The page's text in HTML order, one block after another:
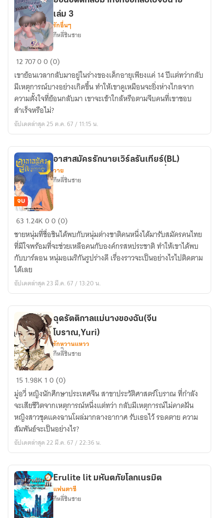
ย้อน
อดีต
กลับ
มา
ทั้งที
ขอก
ลับ
จีบ
นาย
เล่ม
3
เล่ม 3
รักอื่นๆ
กีหลี่ชินชาย
1270700 (0)
เขาย้อนเวลากลับมาอยู่ในร่างของเด็กอายุเพียงแค่ 14 ปีแต่ทว่ากลับ
มีเหตุการณ์บางอย่างเกิดขึ้น ทำให้เขาดูเหมือนจะยิ่งห่างไกลจาก
ความตั้งใจที่ย้อนกลับมา เขาจะเข้าใกล้หรือตามจีบคนที่เขาชอบ
สำเร็จหรือไม่?
อัปเดตล่าสุด 25 ต.ค. 67 / 11:15 น.
อาสา
สมัคร
รัก
นาย
เวิร์ล
รัน
เทียร์(ฺBL)
จบ
อาสาสมัครรักนายเวิร์ลรันเทียร์(ฺBL)
วาย
กีหลี่ชินชาย
63 1.24K00 (0)
ชายหนุ่มที่ชื่อชินได้พบกับหนุ่มต่างชาติคนหนึ่งได้มารับสมัครคนไทย
ที่มีใจพร้อมที่จะช่วยเหลือคนกับองค์กรสหประชาติ ทำให้เขาได้พบ
กับบาร์ลอน หนุ่มอเมริกันรูปร่างดี เรื่องราวจะเป็นอย่างไรไปติดตาม
ได้เลย
อัปเดตล่าสุด 23 มี.ค. 67 / 13:20 น.
ฉุด
รัตติกาล
แม่
นาง
ของ
ฉัน(จีน
โบราณ,Yuri)
ฉุดรัตติกาลแม่นางของฉัน(จีน
โบราณ,Yuri)
รักหวานแหวว
กีหลี่ิชินชาย
15 1.98K 10 (0)
มู่อวี่ หญิงนักศึกษาประเทศจีน สาขาประวัติศาสตร์โบราณ ที่กำลัง
จะเสียชีวิตจากเหตุการณ์หนึ่งแต่ทว่า กลับมีเหตุการณ์ไม่คาดฝัน
หญิงสาวชุดแดงฉานโผล่มากลางอากาศ รับเธอไว้ รอดตาย ความ
สัมพันธ์จะเป็นอย่างไร?
อัปเดตล่าสุด 22 มี.ค. 67 / 22:36 น.
Erulite lit มหันตภัยโลกเนรมิต
แฟนตาซี
กีหลี่ชินชาย